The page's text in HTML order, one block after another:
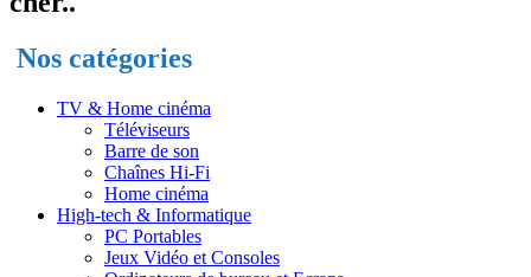
Nos catégories
TV & Home cinéma
Téléviseurs
Barre de son
Chaînes Hi-Fi
Home cinéma
High-tech & Informatique
PC Portables
Jeux Vidéo et Consoles